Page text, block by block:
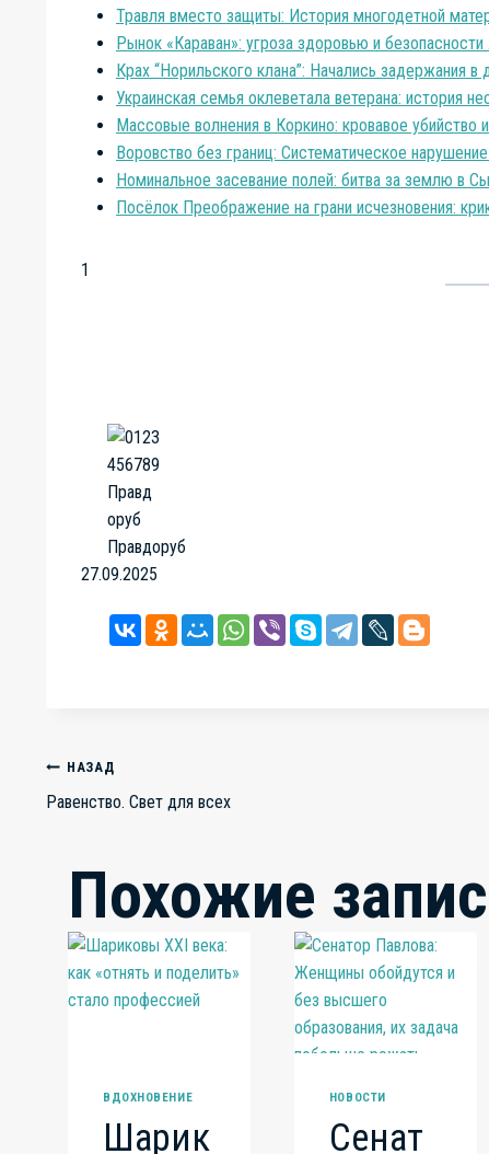
Травля вместо защиты: История многодетной
Рынок «Караван»: угроза здоровью и
Крах “Норильского клана”: Начались задержания
Украинская семья оклеветала ветерана: история
Массовые волнения в Коркино: кровавое
Воровство без границ: Систематическое
Номинальное засевание полей: битва за землю в
Посёлок Преображение на грани исчезновения:
1
Правдоруб
27.09.2025
Навигация
по
записям
НАЗАД
Равенство. Свет для всех
Похожие
ВДОХНОВЕНИЕ
Шарик
НОВОСТИ
Сенат